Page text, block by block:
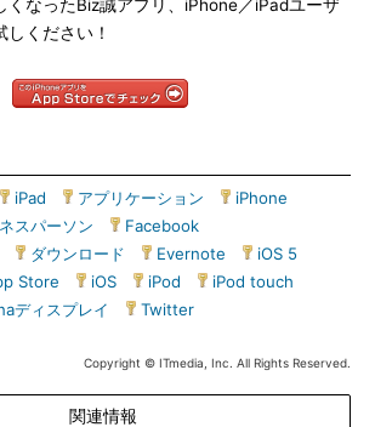
なったBiz誠アプリ、iPhone／iPadユーザ
ください！
iPad アプリケーション iPhone
スパーソン Facebook
ダウンロード Evernote iOS 5
Store iOS iPod iPod touch
ディスプレイ Twitter
Copyright © ITmedia, Inc. All Rights Reserved.
関連情報